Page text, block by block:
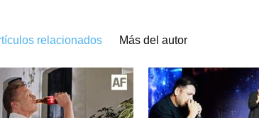
relacionados Más del autor